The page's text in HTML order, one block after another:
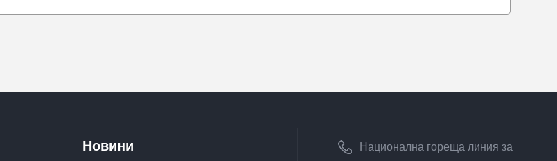
Национална гореща линия за
Новини